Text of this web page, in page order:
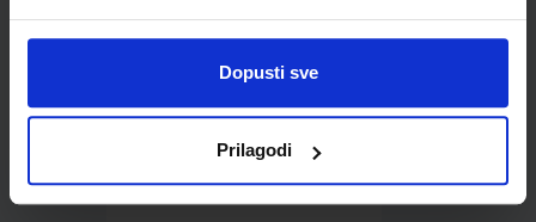
Dopusti sve
Prilagodi